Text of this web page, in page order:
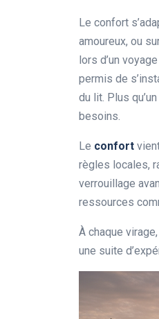
Le confort
amoureux, ou
lors d’un
permis de
du lit. Plus
besoins.
Le confort
règles locales,
verrouillage
ressources
À chaque
une suite